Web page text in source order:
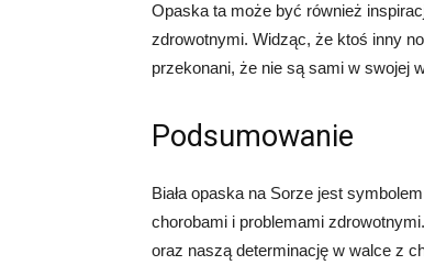
Opaska ta może być również
zdrowotnymi. Widząc, że ktoś inny
przekonani, że nie są sami w swojej
Podsumowanie
Biała opaska na Sorze jest
chorobami i problemami
oraz naszą determinację w walce z